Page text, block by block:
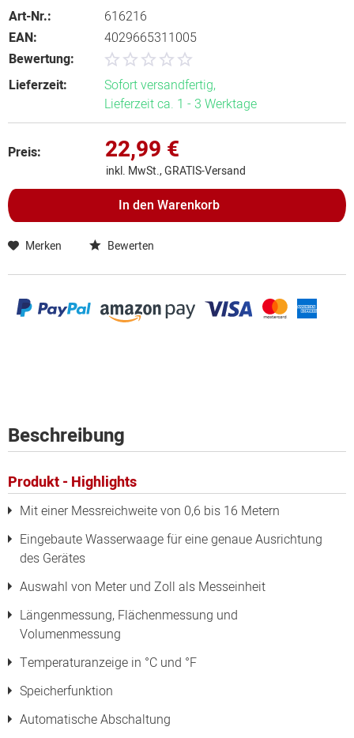
Art-Nr.:
616216
EAN:
4029665311005
Bewertung:
Lieferzeit:
Sofort versandfertig,
Lieferzeit ca. 1 - 3 Werktage
Preis: 22,99 €
inkl. MwSt., GRATIS-Versand
In den Warenkorb
Merken Bewerten
Beschreibung
Produkt - Highlights
Mit einer Messreichweite von 0,6 bis 16 Metern
Eingebaute Wasserwaage für eine genaue Ausrichtung
des Gerätes
Auswahl von Meter und Zoll als Messeinheit
Längenmessung, Flächenmessung und
Volumenmessung
Temperaturanzeige in °C und °F
Speicherfunktion
Automatische Abschaltung